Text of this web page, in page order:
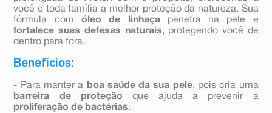
você e toda família a melhor proteção da natureza. Sua
fórmula com óleo de linhaçapenetra na pele e
fortalece suas defesas naturais, protegendo você de
dentro para fora.
Benefícios:
- Para manter a boa saúde da sua pele, pois cria uma
barreira de proteção que ajuda a prevenir a
proliferação de bactérias.